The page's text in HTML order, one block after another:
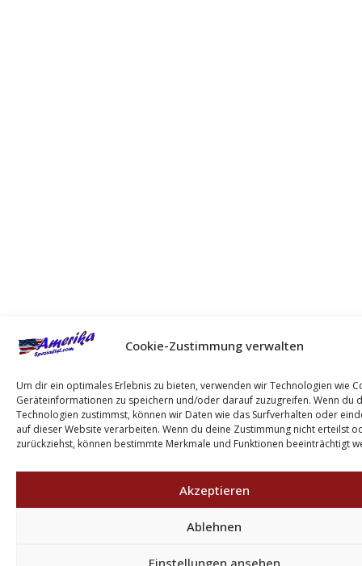
Cookie-Zustimmung verwalten
Um dir ein optimales Erlebnis zu bieten, verwenden wir Technologien wie
Geräteinformationen zu speichern und/oder darauf zuzugreifen. Wenn du
Technologien zustimmst, können wir Daten wie das Surfverhalten oder
auf dieser Website verarbeiten. Wenn du deine Zustimmung nicht erteilst
zurückziehst, können bestimmte Merkmale und Funktionen beeinträchtigt
Akzeptieren
Ablehnen
Einstellungen ansehen